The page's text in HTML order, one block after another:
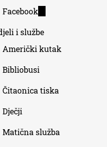
external)
Facebook
external)
i službe
Američki kutak
Bibliobusi
Čitaonica tiska
Dječji
Matična služba